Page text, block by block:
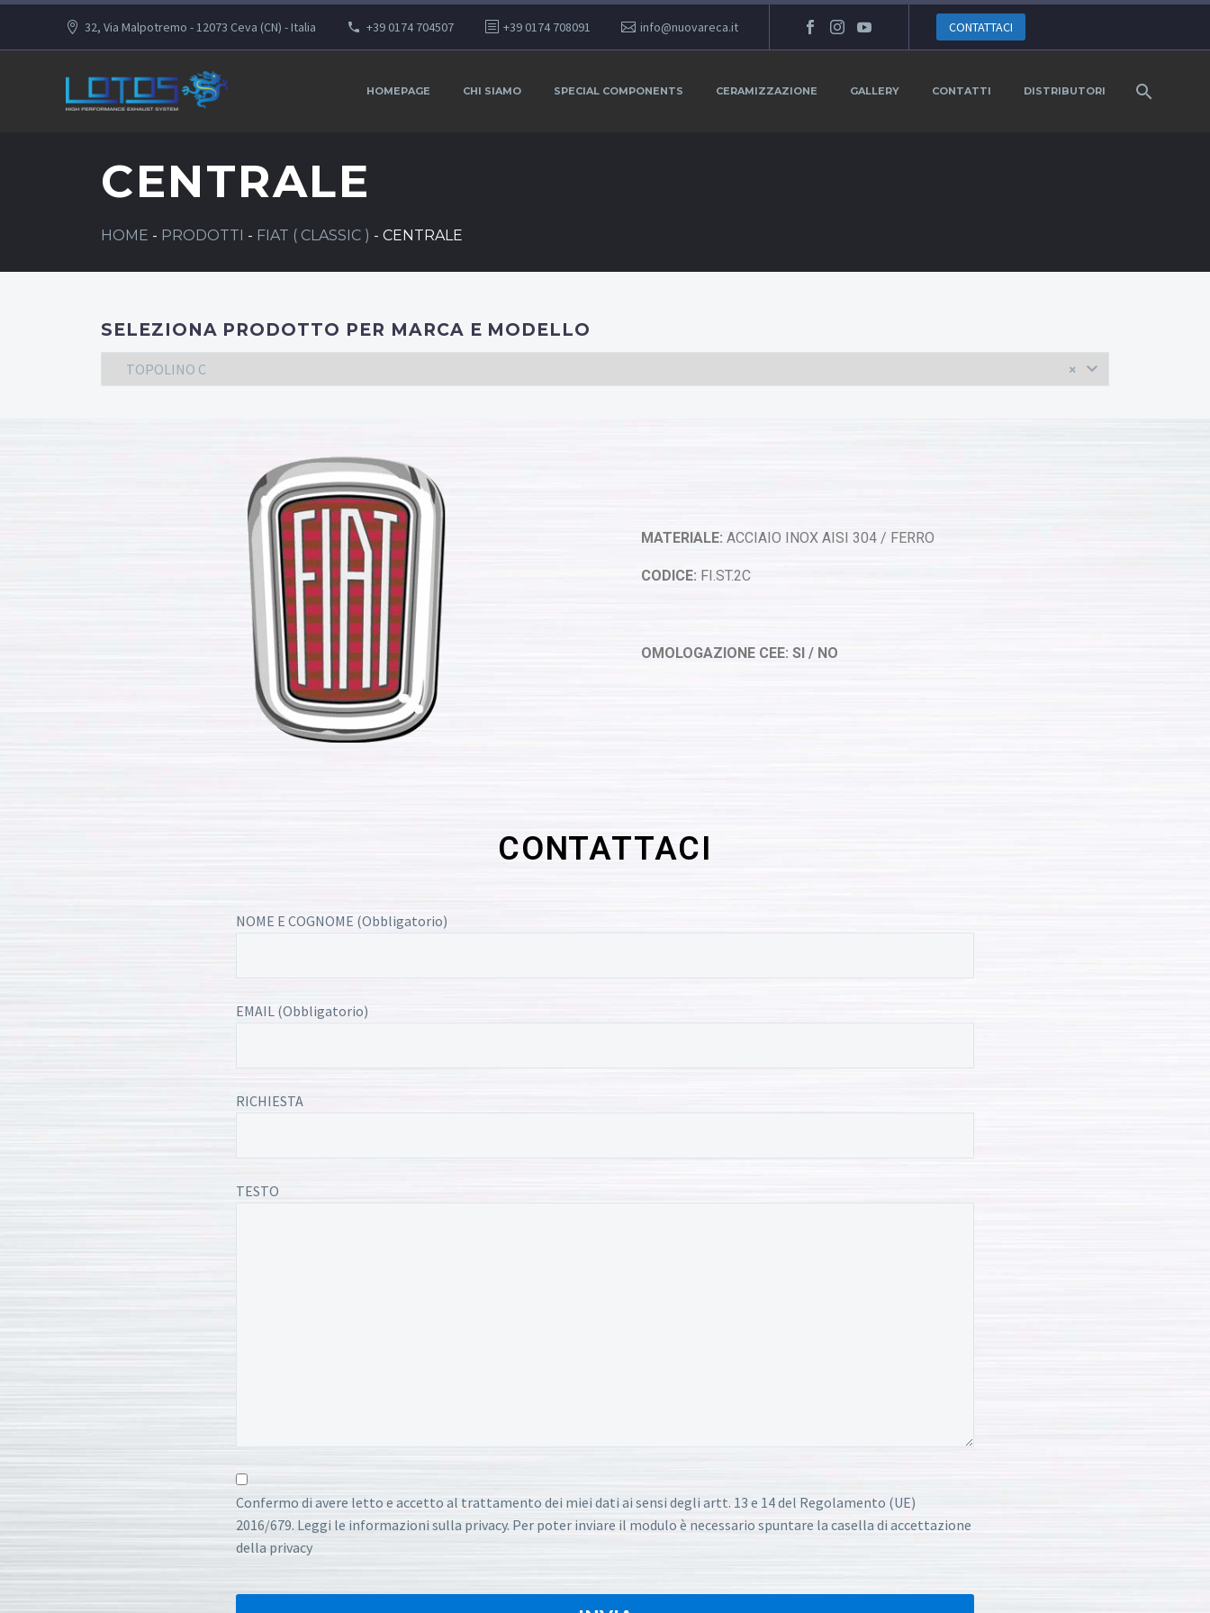
32, Via Malpotremo - 12073 Ceva (CN) - Italia +39 0174 704507 +39 0174 708091 info@nuovareca.it CONTATTACI
HOMEPAGE CHI SIAMO SPECIAL COMPONENTS CERAMIZZAZIONE GALLERY CONTATTI DISTRIBUTORI
CENTRALE
HOME - PRODOTTI - FIAT ( CLASSIC ) - CENTRALE
SELEZIONA PRODOTTO PER MARCA E MODELLO
×
TOPOLINO C
MATERIALE: ACCIAIO INOX AISI 304 / FERRO
CODICE: FI.ST.2C
OMOLOGAZIONE CEE: SI / NO
CONTATTACI
NOME E COGNOME (Obbligatorio)
EMAIL (Obbligatorio)
RICHIESTA
TESTO
Confermo di avere letto e accetto al trattamento dei miei dati ai sensi degli artt. 13 e 14 del Regolamento (UE)
2016/679. Leggi le informazioni sulla privacy. Per poter inviare il modulo è necessario spuntare la casella di accettazione
della privacy